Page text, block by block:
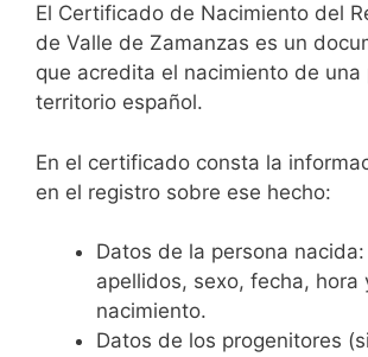
El Certificado de Nacimiento del
de Valle de Zamanzas es un
que acredita el nacimiento de una
territorio español.
En el certificado consta la
en el registro sobre ese hecho:
Datos de la persona
apellidos, sexo, fecha, hora
nacimiento.
Datos de los progenitores